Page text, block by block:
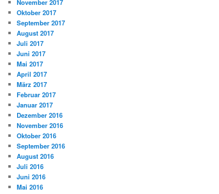
November 2017
Oktober 2017
September 2017
August 2017
Juli 2017
Juni 2017
Mai 2017
April 2017
März 2017
Februar 2017
Januar 2017
Dezember 2016
November 2016
Oktober 2016
September 2016
August 2016
Juli 2016
Juni 2016
Mai 2016